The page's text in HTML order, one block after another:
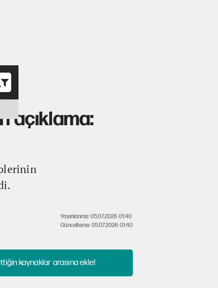
açıklama:
Yayınlanma: 05.07.2026 01:40
Güncelleme: 05.07.2026 01:40
kaynaklar arasına ekle!